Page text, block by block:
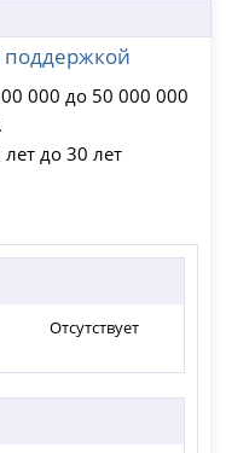
поддержкой
000 до 50 000 000
лет до 30 лет
Отсутствует